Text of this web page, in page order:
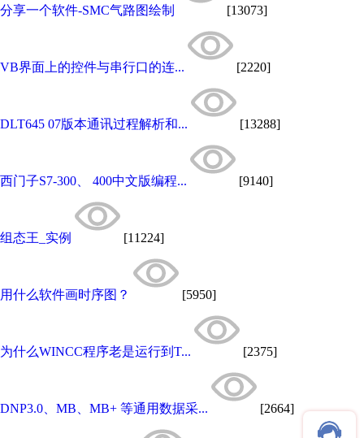
分享一个软件-SMC气路图绘制 [13073]
VB界面上的控件与串行口的连... [2220]
DLT645 07版本通讯过程解析和... [13288]
西门子S7-300、 400中文版编程... [9140]
组态王_实例 [11224]
用什么软件画时序图？ [5950]
为什么WINCC程序老是运行到T... [2375]
DNP3.0、MB、MB+ 等通用数据采... [2664]